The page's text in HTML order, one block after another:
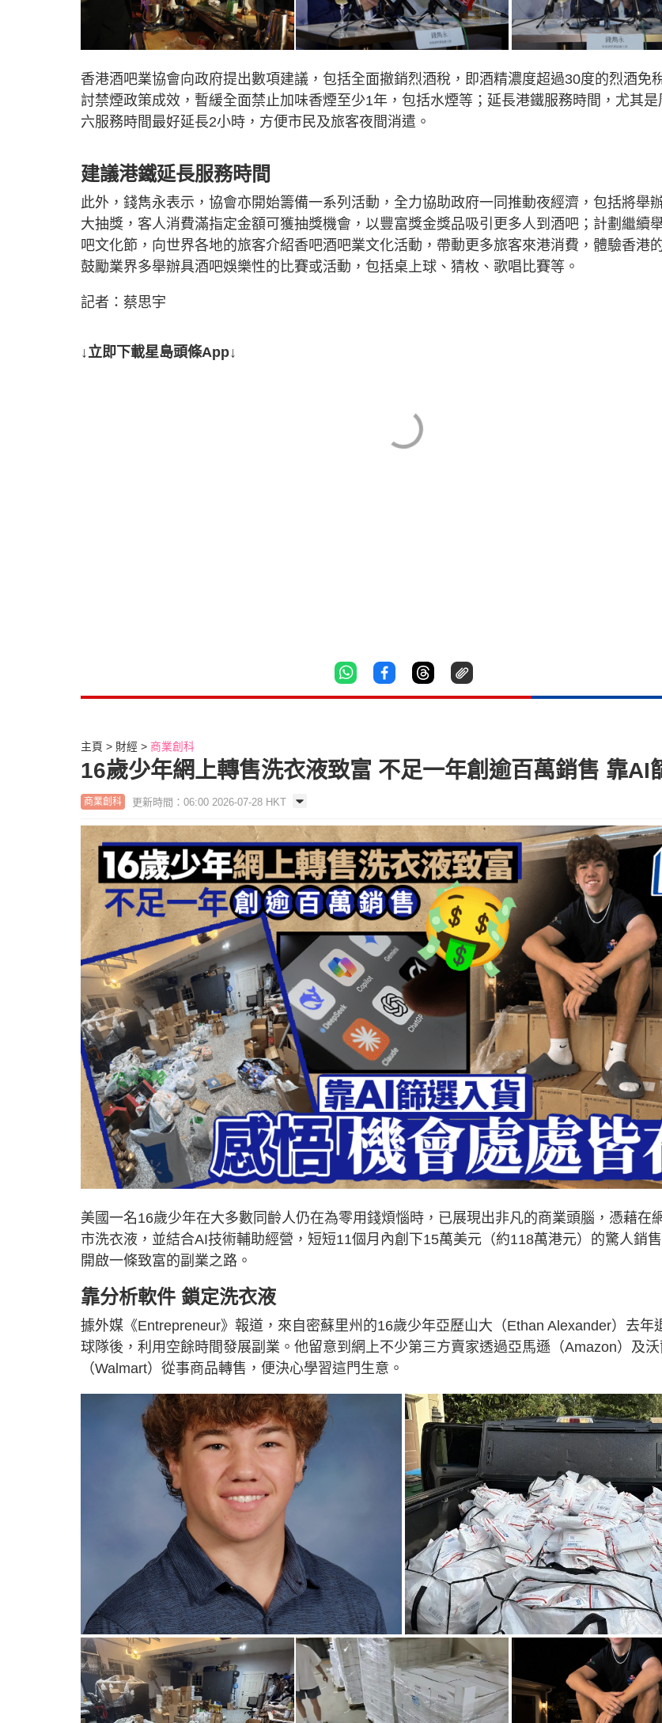
香港酒吧業協會向政府提出數項建議，包括全面撤銷烈酒稅，即酒精濃度超過30度的烈酒免
討禁煙政策成效，暫緩全面禁止加味香煙至少1年，包括水煙等；延長港鐵服務時間，尤其是
六服務時間最好延長2小時，方便市民及旅客夜間消遣。
建議港鐵延長服務時間
此外，錢雋永表示，協會亦開始籌備一系列活動，全力協助政府一同推動夜經濟，包括將舉
大抽獎，客人消費滿指定金額可獲抽獎機會，以豐富獎金獎品吸引更多人到酒吧；計劃繼續
吧文化節，向世界各地的旅客介紹香吧酒吧業文化活動，帶動更多旅客來港消費，體驗香港
鼓勵業界多舉辦具酒吧娛樂性的比賽或活動，包括桌上球、猜枚、歌唱比賽等。
記者：蔡思宇
↓立即下載星島頭條App↓
主頁 財經 商業創科
16歲少年網上轉售洗衣液致富 不足一年創逾百萬銷售 靠AI
商業創科 更新時間：06:00 2026-07-28 HKT
美國一名16歲少年在大多數同齡人仍在為零用錢煩惱時，已展現出非凡的商業頭腦，憑藉在
市洗衣液，並結合AI技術輔助經營，短短11個月內創下15萬美元（約118萬港元）的驚人銷
開啟一條致富的副業之路。
靠分析軟件 鎖定洗衣液
據外媒《Entrepreneur》報道，來自密蘇里州的16歲少年亞歷山大（Ethan Alexander）去年
球隊後，利用空餘時間發展副業。他留意到網上不少第三方賣家透過亞馬遜（Amazon）及
（Walmart）從事商品轉售，便決心學習這門生意。